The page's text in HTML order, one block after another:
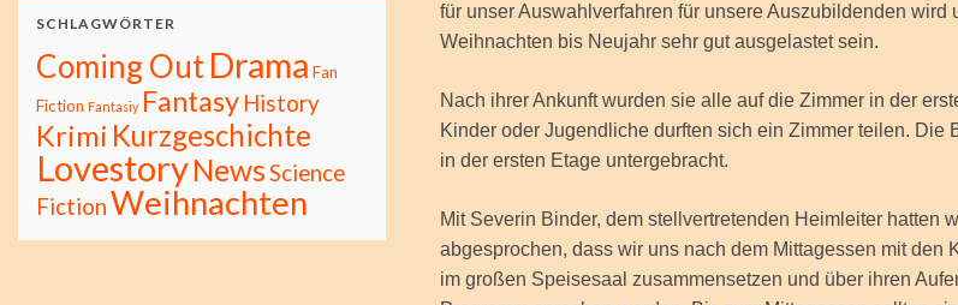
für unser Auswahlverfahren für unsere Auszubildenden wird
Weihnachten bis Neujahr sehr gut ausgelastet sein.
Nach ihrer Ankunft wurden sie alle auf die Zimmer in der
Kinder oder Jugendliche durften sich ein Zimmer teilen. Die
in der ersten Etage untergebracht.
Mit Severin Binder, dem stellvertretenden Heimleiter hatten
abgesprochen, dass wir uns nach dem Mittagessen mit den
im großen Speisesaal zusammensetzen und über ihren
SCHLAGWÖRTER
Coming OutDrama Fan
Fiction Fantasiy Fantasy History
Krimi Kurzgeschichte
LovestoryNewsScience
FictionWeihnachten